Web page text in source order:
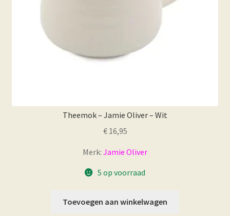
Theemok – Jamie Oliver – Wit
€16,95
Merk: Jamie Oliver
5 op voorraad
Toevoegen aan winkelwagen